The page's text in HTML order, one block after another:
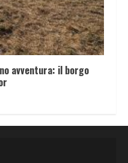
avventura: il borgo